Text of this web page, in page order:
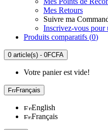
Mes Retours
Suivre ma
Inscrivez-vous pour
Produits comparatifs (0)
0 article(s) - 0FCFA
Votre panier est vide!
Français
English
Français